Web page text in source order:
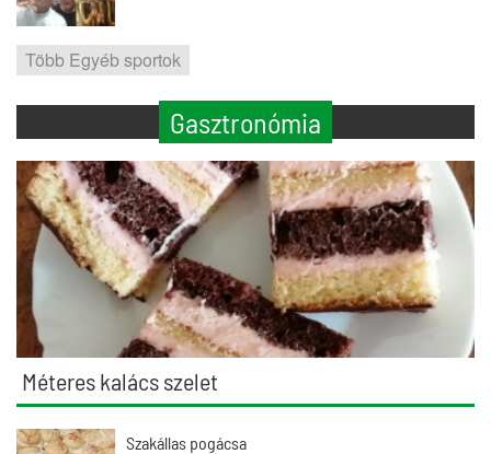
Több Egyéb sportok
Gasztronómia
Méteres kalács szelet
Szakállas pogácsa